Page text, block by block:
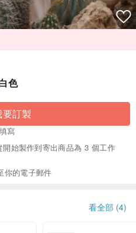
色
要訂製
寫
始製作到寄出商品為 3 個工作
你的電子郵件
看全部 (4)